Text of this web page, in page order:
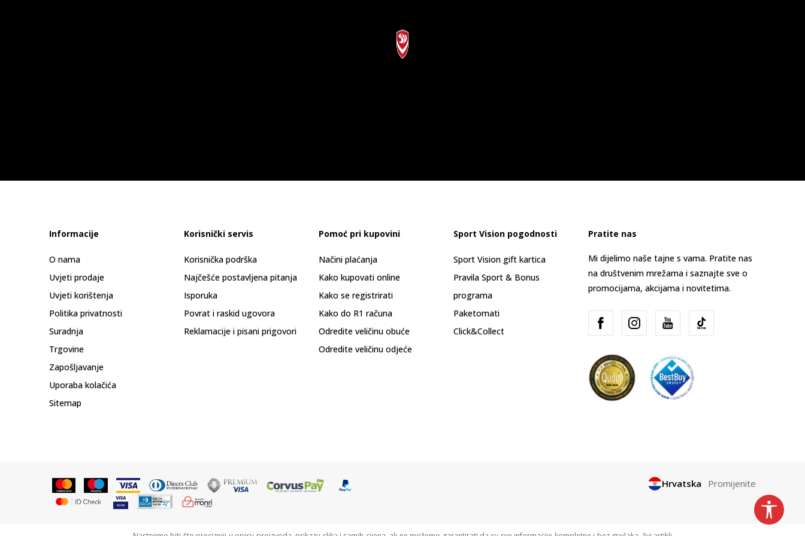
Informacije
O nama
Uvjeti prodaje
Uvjeti korištenja
Politika privatnosti
Suradnja
Trgovine
Zapošljavanje
Uporaba kolačića
Sitemap
Korisnički servis
Korisnička podrška
Najčešće postavljena pitanja
Isporuka
Povrat i raskid ugovora
Reklamacije i pisani prigovori
Pomoć pri kupovini
Načini plaćanja
Kako kupovati online
Kako se registrirati
Kako do R1 računa
Odredite veličinu obuće
Odredite veličinu odjeće
Sport Vision pogodnosti
Sport Vision gift kartica
Pravila Sport & Bonus
programa
Paketomati
Click&Collect
Pratite nas
Mi dijelimo naše tajne s vama. Pratite nas
na društvenim mrežama i saznajte sve o
promocijama, akcijama i novitetima.
Hrvatska Promijenite